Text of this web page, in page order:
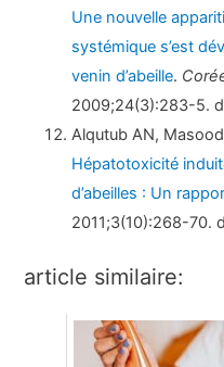
Une nouvelle
systémique s’est
venin d’abeille.
2009;24(3):283-5.
Alqutub AN,
Hépatotoxicité
d’abeilles : Un
2011;3(10):268-70.
article similaire: